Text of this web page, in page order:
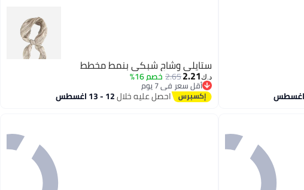
ستايلي وشاح شبكي بنمط مخطط
د.ك‏2.21
2.65خصم 16%
أقل سعر في 7 يوم
أقل سعر في 7 يوماحصل عليه خلال12 - 13 اغسطس